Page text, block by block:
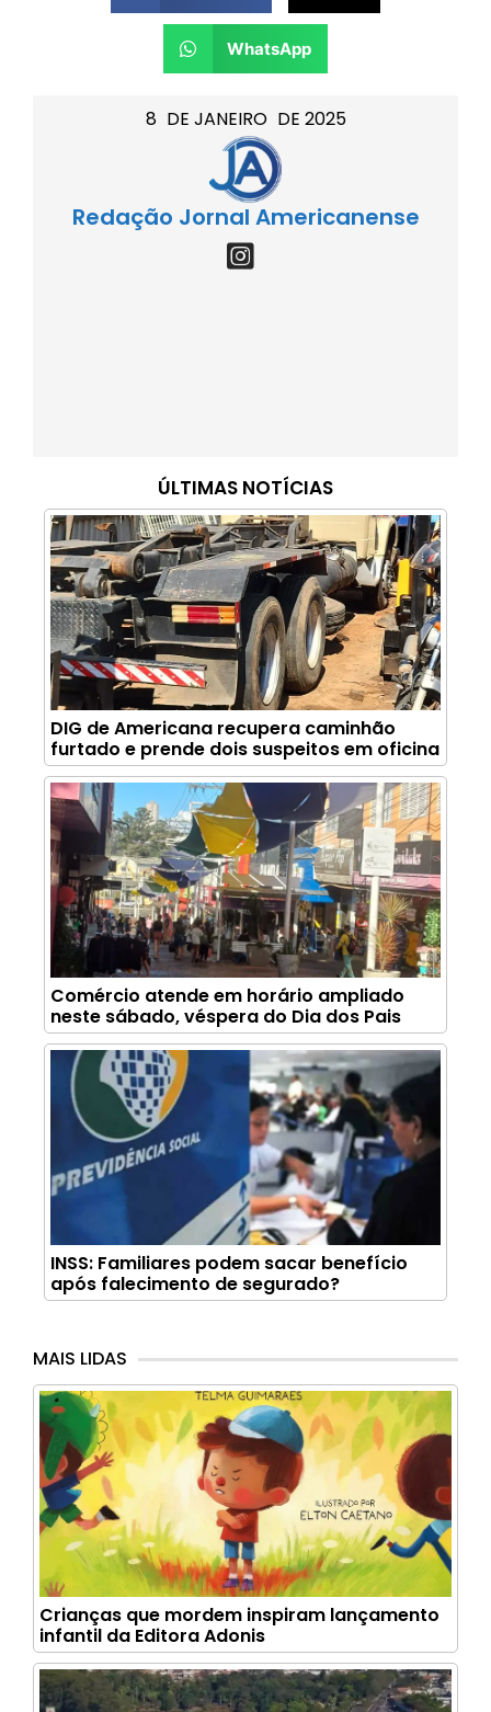
8 DE JANEIRO DE 2025
Redação Jornal Americanense
ÚLTIMAS NOTÍCIAS
DIG de Americana recupera caminhão
furtado e prende dois suspeitos em oficina
Comércio atende em horário ampliado
neste sábado, véspera do Dia dos Pais
INSS: Familiares podem sacar benefício
após falecimento de segurado?
WhatsApp
MAIS LIDAS
Crianças que mordem inspiram lançamento
infantil da Editora Adonis